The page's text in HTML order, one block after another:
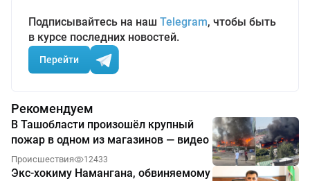
Подписывайтесь на наш Telegram, чтобы быть
в курсе последних новостей.
Перейти
Рекомендуем
В Ташобласти произошёл крупный
пожар в одном из магазинов — видео
Происшествия 12433
Экс-хокиму Намангана, обвиняемому